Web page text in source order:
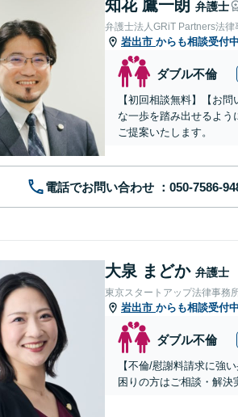
知花 鷹一朗 弁護士
弁護士法人GRiT Partners法律
岩出市 からも相談受付中
ダブル不倫
【初回相談無料】【お
な一歩を踏み出せるよう
ご提案いたします。
電話でお問い合わせ
大泉 まどか 弁護士
東京スタートアップ法律事務
岩出市 からも相談受付中
ダブル不倫
【不倫/慰謝料請求に強
困りの方はご相談・解決